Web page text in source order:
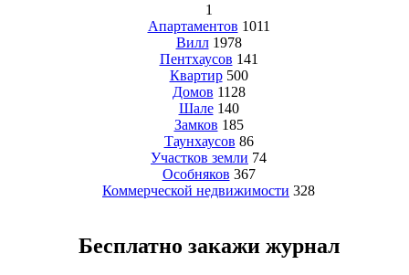
1
Апартаментов 1011
Вилл 1978
Пентхаусов 141
Квартир 500
Домов 1128
Шале 140
Замков 185
Таунхаусов 86
Участков земли 74
Особняков 367
Коммерческой недвижимости 328
Бесплатно закажи журнал